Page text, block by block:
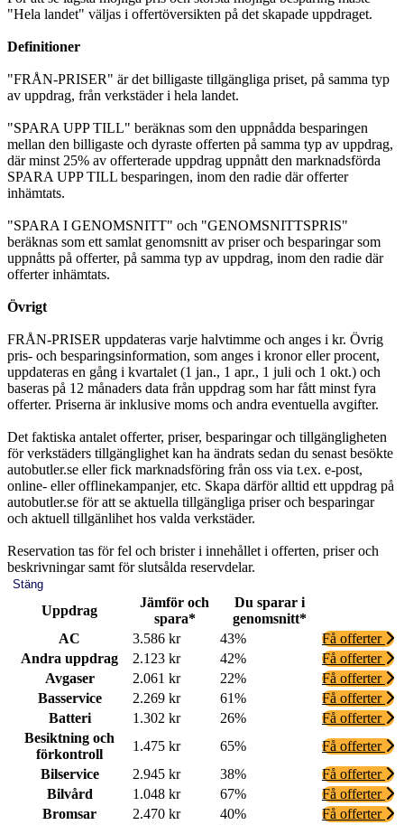
"Hela landet" väljas i offertöversikten på det skapade uppdraget.
Definitioner
"FRÅN-PRISER" är det billigaste tillgängliga priset, på samma typ
av uppdrag, från verkstäder i hela landet.
"SPARA UPP TILL" beräknas som den uppnådda besparingen
mellan den billigaste och dyraste offerten på samma typ av uppdrag,
där minst 25% av offerterade uppdrag uppnått den marknadsförda
SPARA UPP TILL besparingen, inom den radie där offerter
inhämtats.
"SPARA I GENOMSNITT" och "GENOMSNITTSPRIS"
beräknas som ett samlat genomsnitt av priser och besparingar som
uppnåtts på offerter, på samma typ av uppdrag, inom den radie där
offerter inhämtats.
Övrigt
FRÅN-PRISER uppdateras varje halvtimme och anges i kr. Övrig
pris- och besparingsinformation, som anges i kronor eller procent,
uppdateras en gång i kvartalet (1 jan., 1 apr., 1 juli och 1 okt.) och
baseras på 12 månaders data från uppdrag som har fått minst fyra
offerter. Priserna är inklusive moms och andra eventuella avgifter.
Det faktiska antalet offerter, priser, besparingar och tillgängligheten
för verkstäders tillgänglighet kan ha ändrats sedan du senast besökte
autobutler.se eller fick marknadsföring från oss via t.ex. e-post,
online- eller offlinekampanjer, etc. Skapa därför alltid ett uppdrag på
autobutler.se för att se aktuella tillgängliga priser och besparingar
och aktuell tillgänlihet hos valda verkstäder.
Reservation tas för fel och brister i innehållet i offerten, priser och
beskrivningar samt för slutsålda reservdelar.
Stäng
Uppdrag
Jämför och
spara*
Du sparar i
genomsnitt*
AC
3.586 kr 43%
Få offerter
Andra uppdrag
2.123 kr 42%
Få offerter
Avgaser
2.061 kr 22%
Få offerter
Basservice
2.269 kr 61%
Få offerter
Batteri
1.302 kr 26%
Få offerter
Besiktning och
förkontroll
1.475 kr 65%
Få offerter
Bilservice
2.945 kr 38%
Få offerter
Bilvård
1.048 kr 67%
Få offerter
Bromsar
2.470 kr 40%
Få offerter